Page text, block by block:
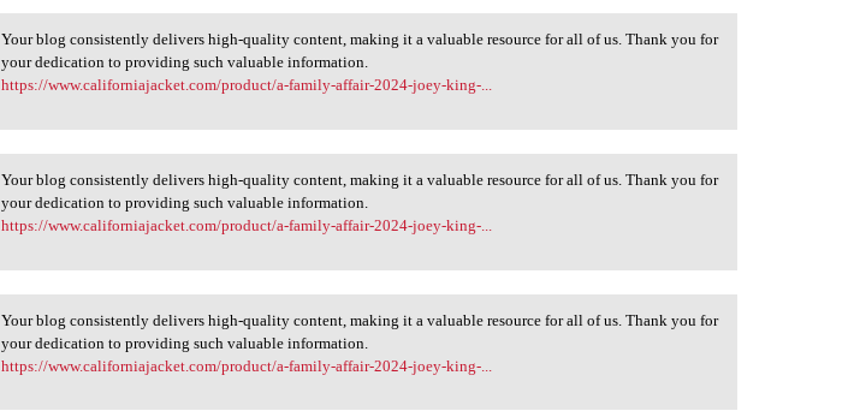
Your blog consistently
Your blog consistently delivers high-quality content, making it a valuable resource for all of us. Thank you for
your dedication to providing such valuable information.
https://www.californiajacket.com/product/a-family-affair-2024-joey-king-...
Your blog consistently
Your blog consistently delivers high-quality content, making it a valuable resource for all of us. Thank you for
your dedication to providing such valuable information.
https://www.californiajacket.com/product/a-family-affair-2024-joey-king-...
Your blog consistently
Your blog consistently delivers high-quality content, making it a valuable resource for all of us. Thank you for
your dedication to providing such valuable information.
https://www.californiajacket.com/product/a-family-affair-2024-joey-king-...